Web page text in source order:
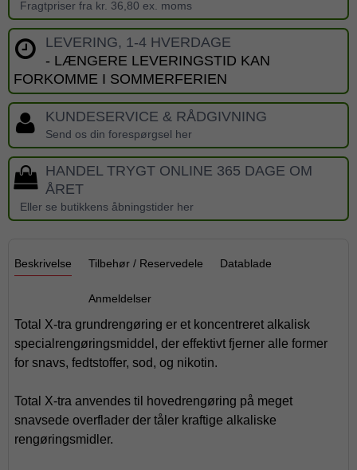
Fragtpriser fra kr. 36,80 ex. moms
LEVERING, 1-4 HVERDAGE
- LÆNGERE LEVERINGSTID KAN
FORKOMME I SOMMERFERIEN
KUNDESERVICE & RÅDGIVNING
Send os din forespørgsel her
HANDEL TRYGT ONLINE 365 DAGE OM
ÅRET
Eller se butikkens åbningstider her
Beskrivelse Tilbehør / Reservedele Datablade
Anmeldelser
Total X-tra grundrengøring er et koncentreret alkalisk
specialrengøringsmiddel, der effektivt fjerner alle former
for snavs, fedtstoffer, sod, og nikotin.
Total X-tra anvendes til hovedrengøring på meget
snavsede overflader der tåler kraftige alkaliske
rengøringsmidler.